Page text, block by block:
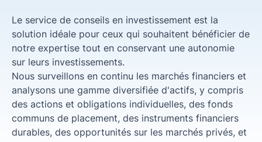
Le service de conseils en investissement est la
solution idéale pour ceux qui souhaitent bénéficier de
notre expertise tout en conservant une autonomie
sur leurs investissements.
Nous surveillons en continu les marchés financiers et
analysons une gamme diversifiée d'actifs, y compris
des actions et obligations individuelles, des fonds
communs de placement, des instruments financiers
durables, des opportunités sur les marchés privés, et